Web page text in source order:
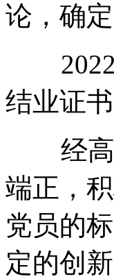
论，确
2022
结业证书
经高
端正，
党员的
定的创